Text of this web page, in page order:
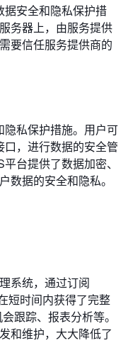
安全和隐私保护措
务器上，由服务提供
要信任服务提供商的
私保护措施。用户可
，进行数据的安全管
台提供了数据加密、
数据的安全和隐私。
系统，通过订阅
短时间内获得了完整
跟踪、报表分析等。
和维护，大大降低了